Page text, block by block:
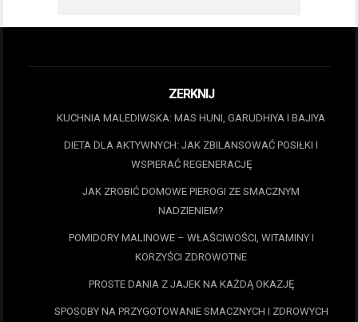
ZERKNIJ
KUCHNIA MALEDIWSKA: MAS HUNI, GARUDHIYA I BAJIYA
DIETA DLA AKTYWNYCH: JAK ZBILANSOWAĆ POSIŁKI I
WSPIERAĆ REGENERACJĘ
JAK ZROBIĆ DOMOWE PIEROGI ZE SMACZNYM
NADZIENIEM?
POMIDORY MALINOWE – WŁAŚCIWOŚCI, WITAMINY I
KORZYŚCI ZDROWOTNE
PROSTE DANIA Z JAJEK NA KAŻDĄ OKAZJĘ
SPOSOBY NA PRZYGOTOWANIE SMACZNYCH I ZDROWYCH